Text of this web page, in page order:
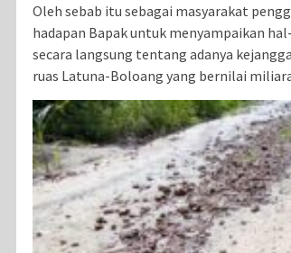
Oleh sebab itu sebagai masyarakat
hadapan Bapak untuk menyampaikan
secara langsung tentang adanya
ruas Latuna-Boloang yang bernilai